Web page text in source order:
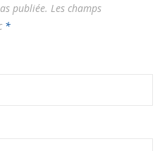
publiée. Les champs
*